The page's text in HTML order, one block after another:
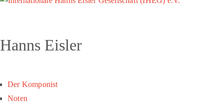
Hanns Eisler
Der Komponist
Noten